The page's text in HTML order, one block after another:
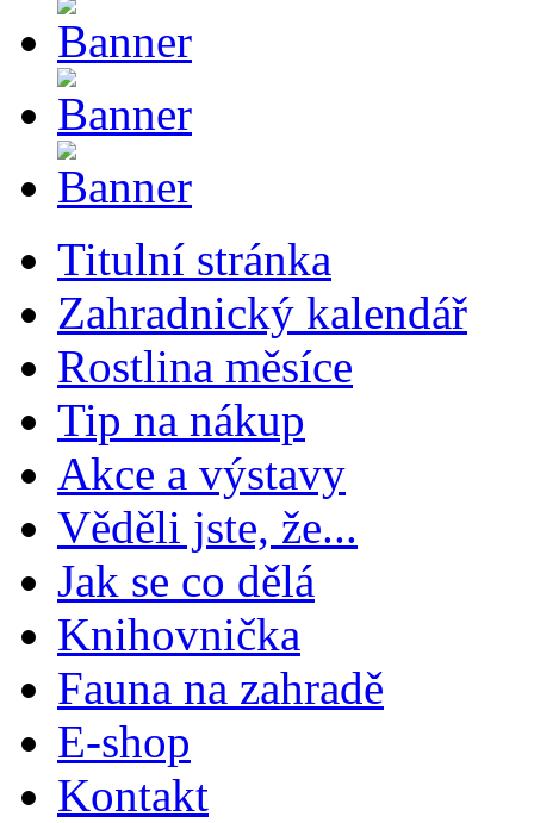
Titulní stránka
Zahradnický kalendář
Rostlina měsíce
Tip na nákup
Akce a výstavy
Věděli jste, že...
Jak se co dělá
Knihovnička
Fauna na zahradě
E-shop
Kontakt